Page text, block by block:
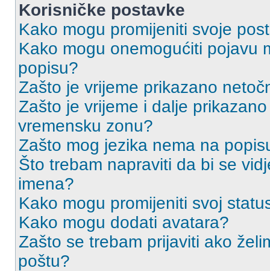
Korisničke postavke
Kako mogu promijeniti svoje
Kako mogu onemogućiti pojavu
popisu?
Zašto je vrijeme prikazano
Zašto je vrijeme i dalje
vremensku zonu?
Zašto mog jezika nema na
Što trebam napraviti da bi se
imena?
Kako mogu promijeniti svoj
Kako mogu dodati avatara?
Zašto se trebam prijaviti ako
poštu?